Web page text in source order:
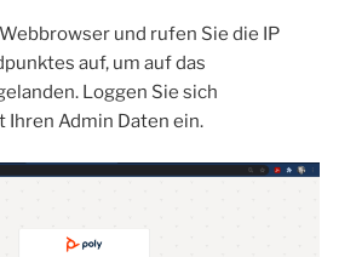
und rufen Sie die IP
auf, um auf das
Loggen Sie sich
Ihren Admin Daten ein.